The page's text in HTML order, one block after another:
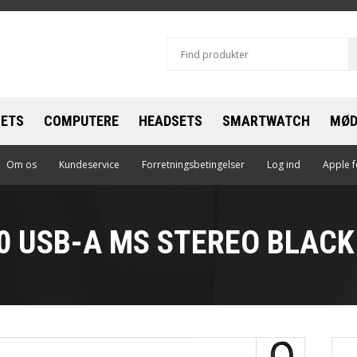
COMPUTERE
Apple
Lenovo
HEADSETS
Apple
Jabra
SMARTWATCH
Om os Kundeservice Forretningsbetingelser Log ind Apple
USB-A MS STEREO BLACK